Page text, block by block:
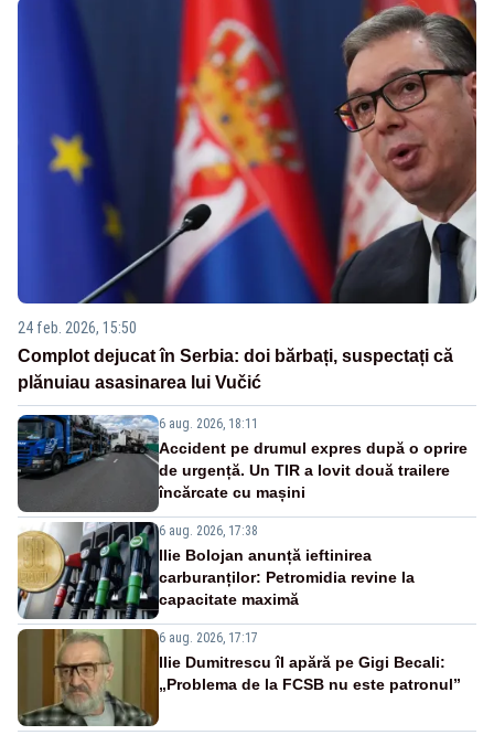
24 feb. 2026, 15:50
Complot dejucat în Serbia: doi bărbați, suspectați că
plănuiau asasinarea lui Vučić
6 aug. 2026, 18:11
Accident pe drumul expres după o oprire
de urgență. Un TIR a lovit două trailere
încărcate cu mașini
6 aug. 2026, 17:38
Ilie Bolojan anunță ieftinirea
carburanților: Petromidia revine la
capacitate maximă
6 aug. 2026, 17:17
Ilie Dumitrescu îl apără pe Gigi Becali:
„Problema de la FCSB nu este patronul”